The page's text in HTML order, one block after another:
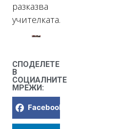
разказва
учителката.
СПОДЕЛЕТЕ
В
СОЦИАЛНИТЕ
МРЕЖИ:
Facebook